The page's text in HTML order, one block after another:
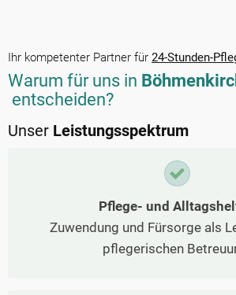
Ihr kompetenter Partner für 24-Stunden-
Warum für uns in
entscheiden?
Unser Leistungsspektrum
Pflege- und
Zuwendung und Fürsorge als
pflegerischen